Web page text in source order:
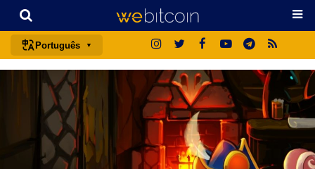
Português
português (BR)
english
español
français
italiano